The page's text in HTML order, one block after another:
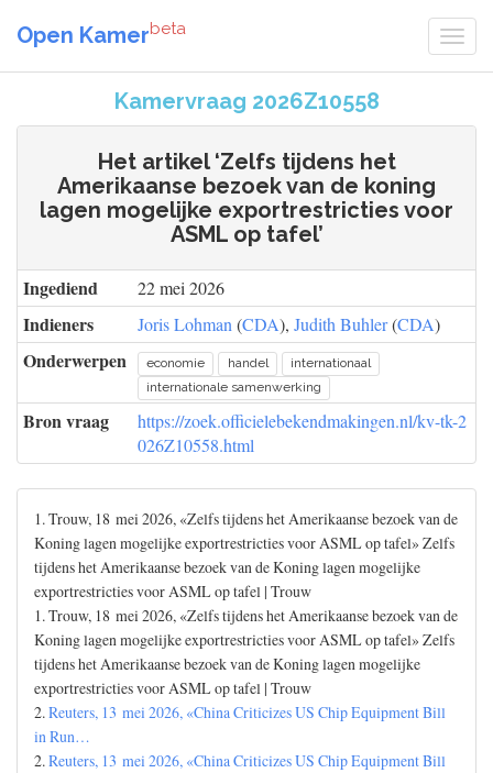
Open Kamerbeta
Kamervraag 2026Z10558
Het artikel ‘Zelfs tijdens het
Amerikaanse bezoek van de koning
lagen mogelijke exportrestricties voor
ASML op tafel’
Ingediend 22 mei 2026
Indieners Joris Lohman (CDA), Judith Buhler(CDA)
Onderwerpen economie handel
internationaal
internationale samenwerking
Bron vraag
https://zoek.officielebekendmakingen.nl/kv-tk-2
026Z10558.html
1. Trouw, 18 mei 2026, «Zelfs tijdens het Amerikaanse bezoek van de
Koning lagen mogelijke exportrestricties voor ASML op tafel» Zelfs
tijdens het Amerikaanse bezoek van de Koning lagen mogelijke
exportrestricties voor ASML op tafel | Trouw
1. Trouw, 18 mei 2026, «Zelfs tijdens het Amerikaanse bezoek van de
Koning lagen mogelijke exportrestricties voor ASML op tafel» Zelfs
tijdens het Amerikaanse bezoek van de Koning lagen mogelijke
exportrestricties voor ASML op tafel | Trouw
2.Reuters, 13 mei 2026, «China Criticizes US Chip Equipment Bill
in Run…
2.Reuters, 13 mei 2026, «China Criticizes US Chip Equipment Bill